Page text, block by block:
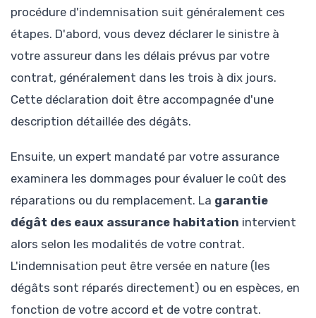
procédure d'indemnisation suit généralement ces
étapes. D'abord, vous devez déclarer le sinistre à
votre assureur dans les délais prévus par votre
contrat, généralement dans les trois à dix jours.
Cette déclaration doit être accompagnée d'une
description détaillée des dégâts.
Ensuite, un expert mandaté par votre assurance
examinera les dommages pour évaluer le coût des
réparations ou du remplacement. La garantie
dégât des eaux assurance habitation intervient
alors selon les modalités de votre contrat.
L'indemnisation peut être versée en nature (les
dégâts sont réparés directement) ou en espèces, en
fonction de votre accord et de votre contrat.